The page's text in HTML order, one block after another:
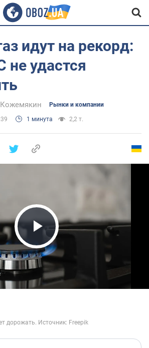
идут на рекорд:
не удастся
Рынки и компании
1 минута 2,2 т.
Play Video